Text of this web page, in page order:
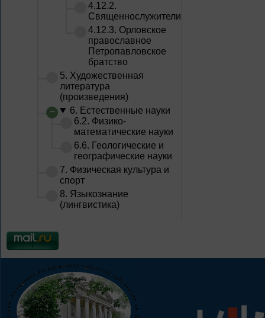
4.12.2.
Священнослужители
4.12.3. Орловское
православное
Петропавловское
братство
5. Художественная
литература
(произведения)
6. Естественные науки
6.2. Физико-
математические науки
6.6. Геологические и
географические науки
7. Физическая культура и
спорт
8. Языкознание
(лингвистика)